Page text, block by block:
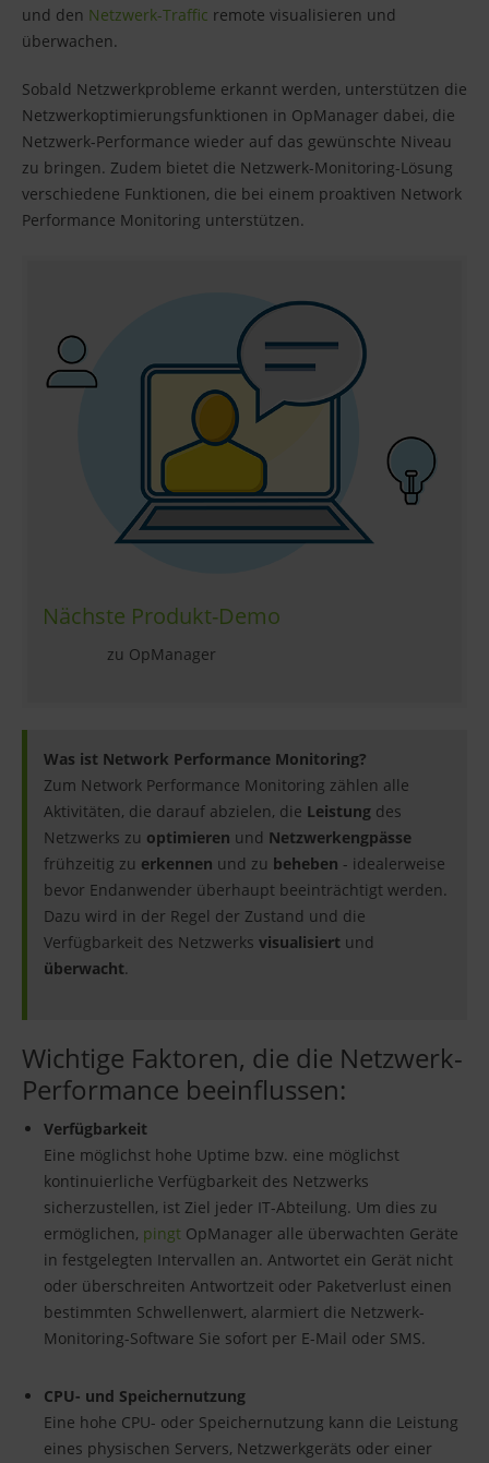
und den Netzwerk-Traffic remote visualisieren und
überwachen.
Sobald Netzwerkprobleme erkannt werden, unterstützen die
Netzwerkoptimierungsfunktionen in OpManager dabei, die
Netzwerk-Performance wieder auf das gewünschte Niveau
zu bringen. Zudem bietet die Netzwerk-Monitoring-Lösung
verschiedene Funktionen, die bei einem proaktiven Network
Performance Monitoring unterstützen.
Nächste Produkt-Demo
zu OpManager
Was ist Network Performance Monitoring?
Zum Network Performance Monitoring zählen alle
Aktivitäten, die darauf abzielen, die Leistung des
Netzwerks zu optimieren und Netzwerkengpässe
frühzeitig zu erkennen und zu beheben - idealerweise
bevor Endanwender überhaupt beeinträchtigt werden.
Dazu wird in der Regel der Zustand und die
Verfügbarkeit des Netzwerks visualisiert und
überwacht.
Wichtige Faktoren, die die Netzwerk-
Performance beeinflussen:
Verfügbarkeit
Eine möglichst hohe Uptime bzw. eine möglichst
kontinuierliche Verfügbarkeit des Netzwerks
sicherzustellen, ist Ziel jeder IT-Abteilung. Um dies zu
ermöglichen, pingt OpManager alle überwachten Geräte
in festgelegten Intervallen an. Antwortet ein Gerät nicht
oder überschreiten Antwortzeit oder Paketverlust einen
bestimmten Schwellenwert, alarmiert die Netzwerk-
Monitoring-Software Sie sofort per E-Mail oder SMS.
CPU- und Speichernutzung
Eine hohe CPU- oder Speichernutzung kann die Leistung
eines physischen Servers, Netzwerkgeräts oder einer